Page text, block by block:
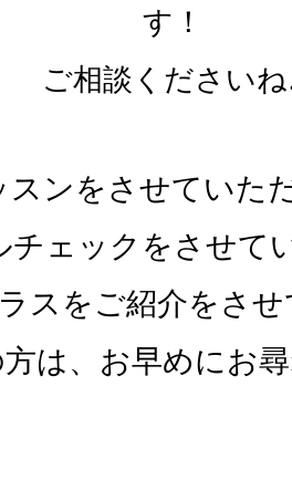
す！
ご相談ください
スンをさせていた
チェックをさせて
スをご紹介をさ
は、お早めにお